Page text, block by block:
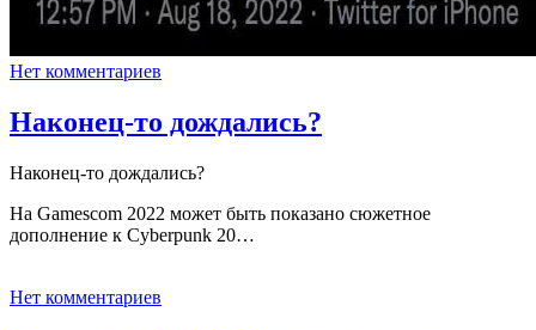
Нет комментариев
Наконец-то дождались?
Наконец-то дождались?
На Gamescom 2022 может быть показано сюжетное
дополнение к Cyberpunk 20…
Нет комментариев